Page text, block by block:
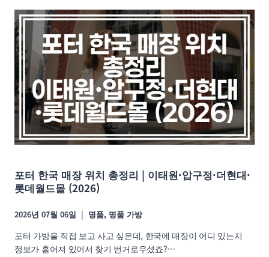
포터 한국 매장 위치 총정리 | 이태원·압구정·더현대·
롯데월드몰 (2026)
2026년 07월 06일 명품, 명품 가방
포터 가방을 직접 보고 사고 싶은데, 한국에 매장이 어디 있는지
정보가 흩어져 있어서 찾기 번거로우셨죠?…